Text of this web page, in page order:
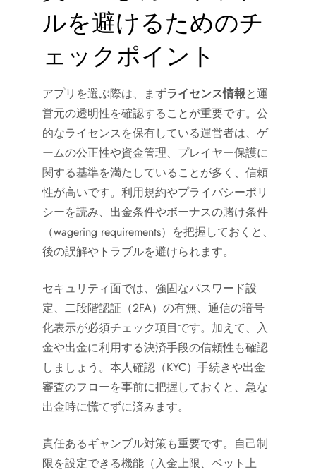
ルを避けるためのチ
ェックポイント
アプリを選ぶ際は、まずライセンス情報と運
営元の透明性を確認することが重要です。公
的なライセンスを保有している運営者は、ゲ
ームの公正性や資金管理、プレイヤー保護に
関する基準を満たしていることが多く、信頼
性が高いです。利用規約やプライバシーポリ
シーを読み、出金条件やボーナスの賭け条件
（wagering requirements）を把握しておくと、
後の誤解やトラブルを避けられます。
セキュリティ面では、強固なパスワード設
定、二段階認証（2FA）の有無、通信の暗号
化表示が必須チェック項目です。加えて、入
金や出金に利用する決済手段の信頼性も確認
しましょう。本人確認（KYC）手続きや出金
審査のフローを事前に把握しておくと、急な
出金時に慌てずに済みます。
責任あるギャンブル対策も重要です。自己制
限を設定できる機能（入金上限、ベット上